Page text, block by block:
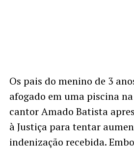
Os pais do menino de 3
afogado em uma piscina
cantor Amado Batista
à Justiça para tentar
indenização recebida.